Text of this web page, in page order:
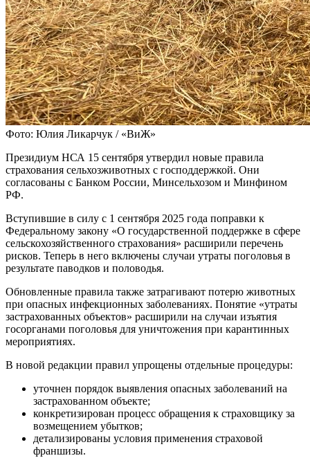
Фото: Юлия Ликарчук / «ВиЖ»
Президиум НСА 15 сентября утвердил новые правила
страхования сельхозживотных с господдержкой. Они
согласованы с Банком России, Минсельхозом и Минфином
РФ.
Вступившие в силу с 1 сентября 2025 года поправки к
Федеральному закону «О государственной поддержке в сфере
сельскохозяйственного страхования» расширили перечень
рисков. Теперь в него включены случаи утраты поголовья в
результате паводков и половодья.
Обновленные правила также затрагивают потерю животных
при опасных инфекционных заболеваниях. Понятие «утраты
застрахованных объектов» расширили на случаи изъятия
госорганами поголовья для уничтожения при карантинных
мероприятиях.
В новой редакции правил упрощены отдельные процедуры:
уточнен порядок выявления опасных заболеваний на
застрахованном объекте;
конкретизирован процесс обращения к страховщику за
возмещением убытков;
детализированы условия применения страховой
франшизы.